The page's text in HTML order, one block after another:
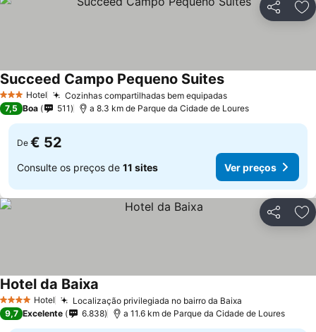
Partilhar
3 EstrelasHotel Cozinhas compartilhadas bem equipadas
Succeed Campo Pequeno Suites
7,5 Boa 511 a 8.3 km de Parque da Cidade de Loures
De € 52
Consulte os preços de 11 sites Ver preços
Partilhar
4 EstrelasHotel Localização privilegiada no bairro da Baixa
Hotel da Baixa
9,7 Excelente 6.838 a 11.6 km de Parque da Cidade de Loures